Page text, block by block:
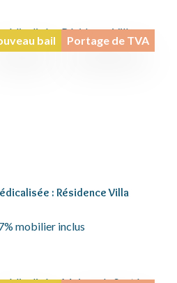
bail
Portage de TVA
: Résidence Villa
mobilier inclus